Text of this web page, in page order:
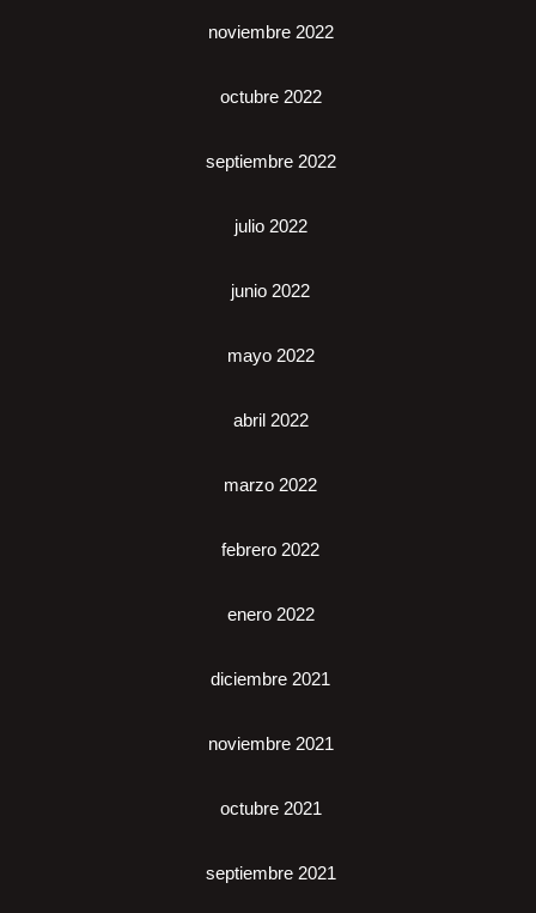
noviembre 2022
octubre 2022
septiembre 2022
julio 2022
junio 2022
mayo 2022
abril 2022
marzo 2022
febrero 2022
enero 2022
diciembre 2021
noviembre 2021
octubre 2021
septiembre 2021